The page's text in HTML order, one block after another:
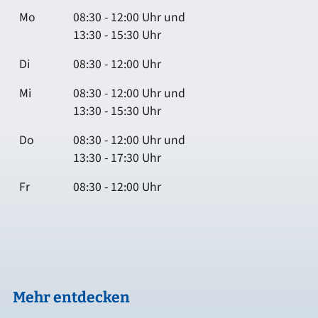
Mo
08:30 - 12:00 Uhr und
13:30 - 15:30 Uhr
Di
08:30 - 12:00 Uhr
Mi
08:30 - 12:00 Uhr und
13:30 - 15:30 Uhr
Do
08:30 - 12:00 Uhr und
13:30 - 17:30 Uhr
Fr
08:30 - 12:00 Uhr
Mehr entdecken